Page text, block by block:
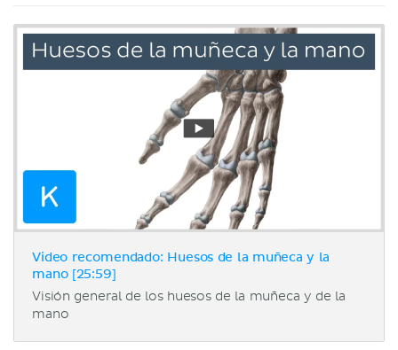
Video recomendado: Huesos de la muñeca y la
mano [25:59]
Visión general de los huesos de la muñeca y de la
mano